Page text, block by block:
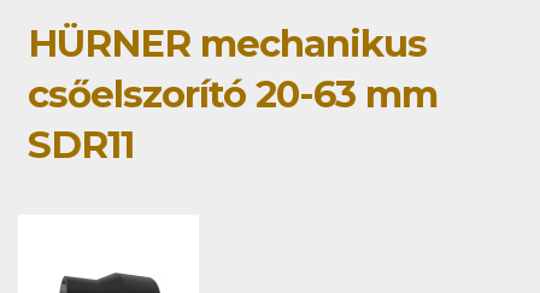
HÜRNER mechanikus
csőelszorító 20-63 mm
SDR11